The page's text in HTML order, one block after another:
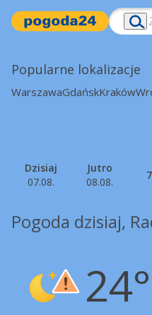
Popularne lokalizacje
WarszawaGdańskKraków
Dzisiaj
07.08.
Jutro
08.08.
Pogoda dzisiaj,
24°